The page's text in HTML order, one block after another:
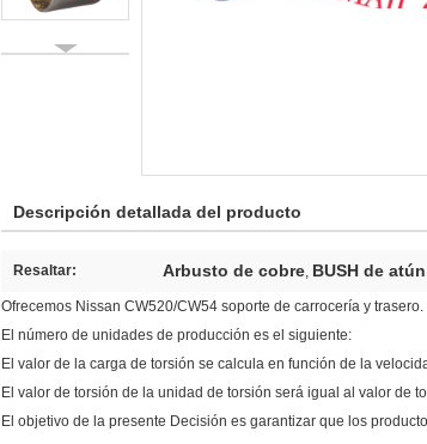
Descripción detallada del producto
Resaltar: Arbusto de cobre, BUSH de atún
Ofrecemos Nissan CW520/CW54 soporte de carrocería y trasero.
El número de unidades de producción es el siguiente:
El valor de la carga de torsión se calcula en función de la
El valor de torsión de la unidad de torsión será igual al valor de
El objetivo de la presente Decisión es garantizar que los